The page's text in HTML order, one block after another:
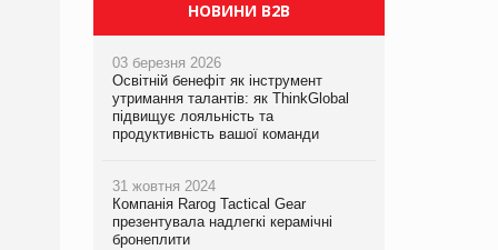
НОВИНИ B2B
03 березня 2026
Освітній бенефіт як інструмент
утримання талантів: як ThinkGlobal
підвищує лояльність та
продуктивність вашої команди
31 жовтня 2024
Компанія Rarog Tactical Gear
презентувала надлегкі керамічні
бронеплити